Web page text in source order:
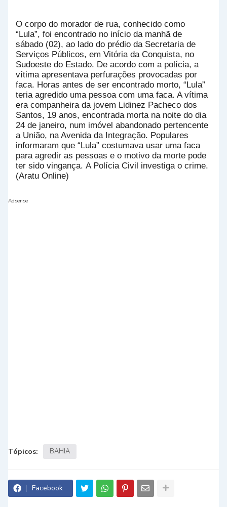
O corpo do morador de rua, conhecido como
“Lula”, foi encontrado no início da manhã de
sábado (02), ao lado do prédio da Secretaria de
Serviços Públicos, em Vitória da Conquista, no
Sudoeste do Estado. De acordo com a polícia, a
vítima apresentava perfurações provocadas por
faca. Horas antes de ser encontrado morto, “Lula”
teria agredido uma pessoa com uma faca. A vítima
era companheira da jovem Lidinez Pacheco dos
Santos, 19 anos, encontrada morta na noite do dia
24 de janeiro, num imóvel abandonado pertencente
a União, na Avenida da Integração. Populares
informaram que “Lula” costumava usar uma faca
para agredir as pessoas e o motivo da morte pode
ter sido vingança. A Polícia Civil investiga o crime.
(Aratu Online)
Adsense
Tópicos: BAHIA
Facebook